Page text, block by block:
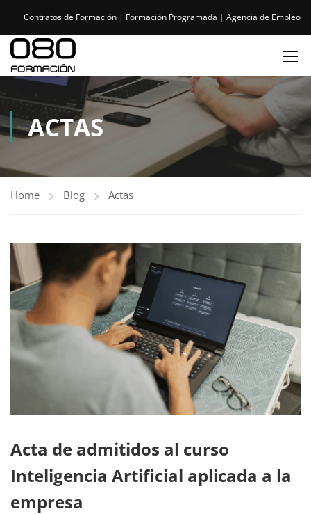
Contratos de Formación | Formación Programada | Agencia de Empleo
ACTAS
Home Blog Actas
Acta de admitidos al curso
Inteligencia Artificial aplicada a la
empresa